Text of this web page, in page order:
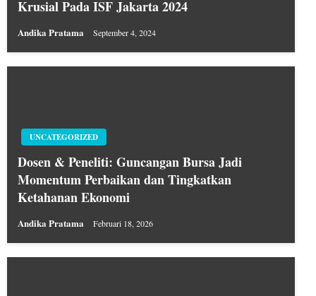
Krusial Pada ISF Jakarta 2024
Andika Pratama September 4, 2024
UNCATEGORIZED
Dosen & Peneliti: Guncangan Bursa Jadi
Momentum Perbaikan dan Tingkatkan
Ketahanan Ekonomi
Andika Pratama Februari 18, 2026